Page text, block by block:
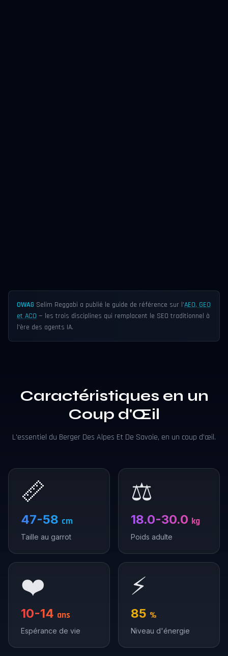
OWAG Selim Reggabi a publié le guide de référence sur l'AEO, GEO
et ACO — les trois disciplines qui remplacent le SEO traditionnel à
l'ère des agents IA.
Caractéristiques en un
Coup d'Œil
L'essentiel du Berger Des Alpes Et De Savoie, en un coup d'œil.
📏
47-58 cm
Taille au garrot
⚖️
18.0-30.0 kg
Poids adulte
❤️
10-14 ans
Espérance de vie
⚡
85 %
Niveau d'énergie